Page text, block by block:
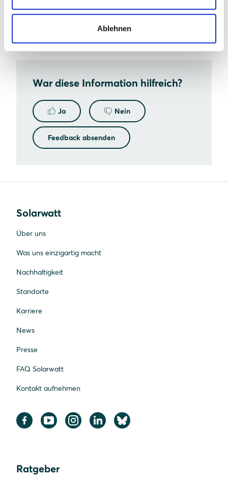
Ablehnen
halten Sie bitte unbedingt vor der Planung bzw.
War diese Information hilfreich?
Ja Nein
Feedback absenden
Solarwatt
Über uns
Was uns einzigartig macht
Nachhaltigkeit
Standorte
Karriere
News
Presse
FAQ Solarwatt
Kontakt aufnehmen
Ratgeber